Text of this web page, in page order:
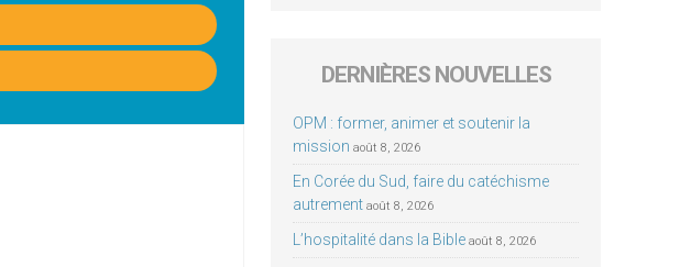
DERNIÈRES NOUVELLES
OPM : former, animer et soutenir la
mission août 8, 2026
En Corée du Sud, faire du catéchisme
autrement août 8, 2026
L’hospitalité dans la Bible août 8, 2026